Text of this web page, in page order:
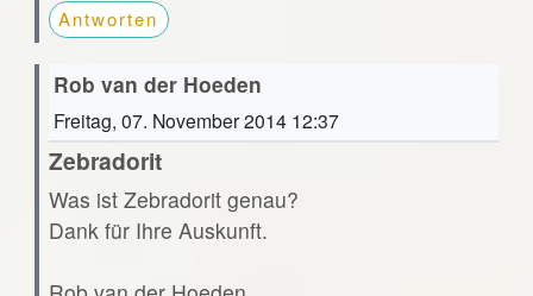
Antworten
Rob van der Hoeden
Freitag, 07. November 2014 12:37
Zebradorit
Was ist Zebradorit genau?
Dank für Ihre Auskunft.